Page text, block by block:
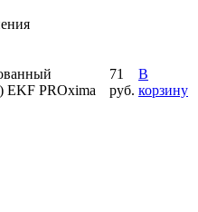
PROxima
71
руб.
В
корзину